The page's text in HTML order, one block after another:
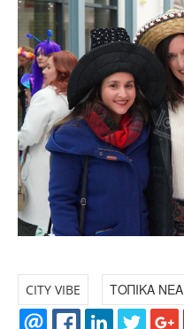
CITY VIBE ΤΟΠΙΚΑ ΝΕΑ